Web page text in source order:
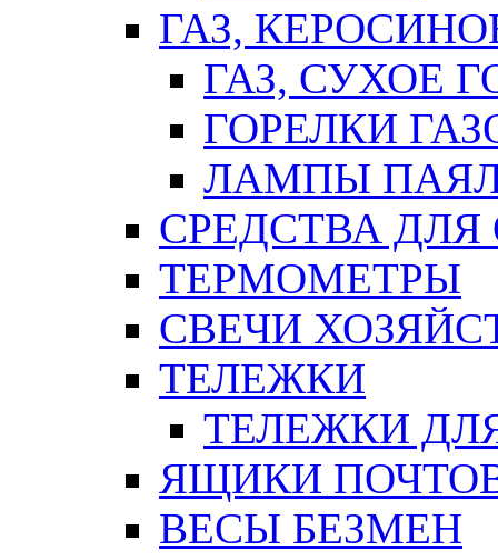
ГАЗ,
ГАЗ, СУХОЕ
ГОРЕЛКИ
ЛАМПЫ
СРЕДСТВА
ТЕРМОМЕТРЫ
СВЕЧИ
ТЕЛЕЖКИ
ТЕЛЕЖКИ
ЯЩИКИ
ВЕСЫ БЕЗМЕН